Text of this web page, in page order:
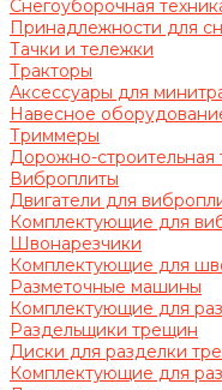
Снегоуборочная
Принадлежности для
Тачки и тележки
Тракторы
Аксессуары для
Навесное
Триммеры
Дорожно-строительная
Виброплиты
Двигатели для
Комплектующие для
Швонарезчики
Комплектующие для
Разметочные машины
Комплектующие для
Раздельщики трещин
Диски для разделки
Комплектующие для